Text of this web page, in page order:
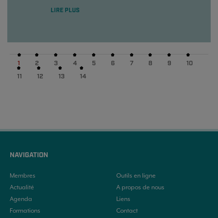
LIRE PLUS
1 2 3 4 5 6 7 8 9
10
11
12 13 14
NAVIGATION
Membres
Actualité
Agenda
Formations
Outils en ligne
A propos de nous
Liens
Contact